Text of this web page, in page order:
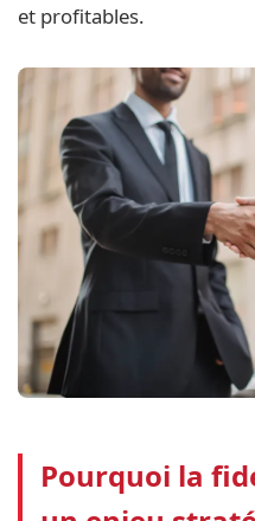
et profitables.
Pourquoi la